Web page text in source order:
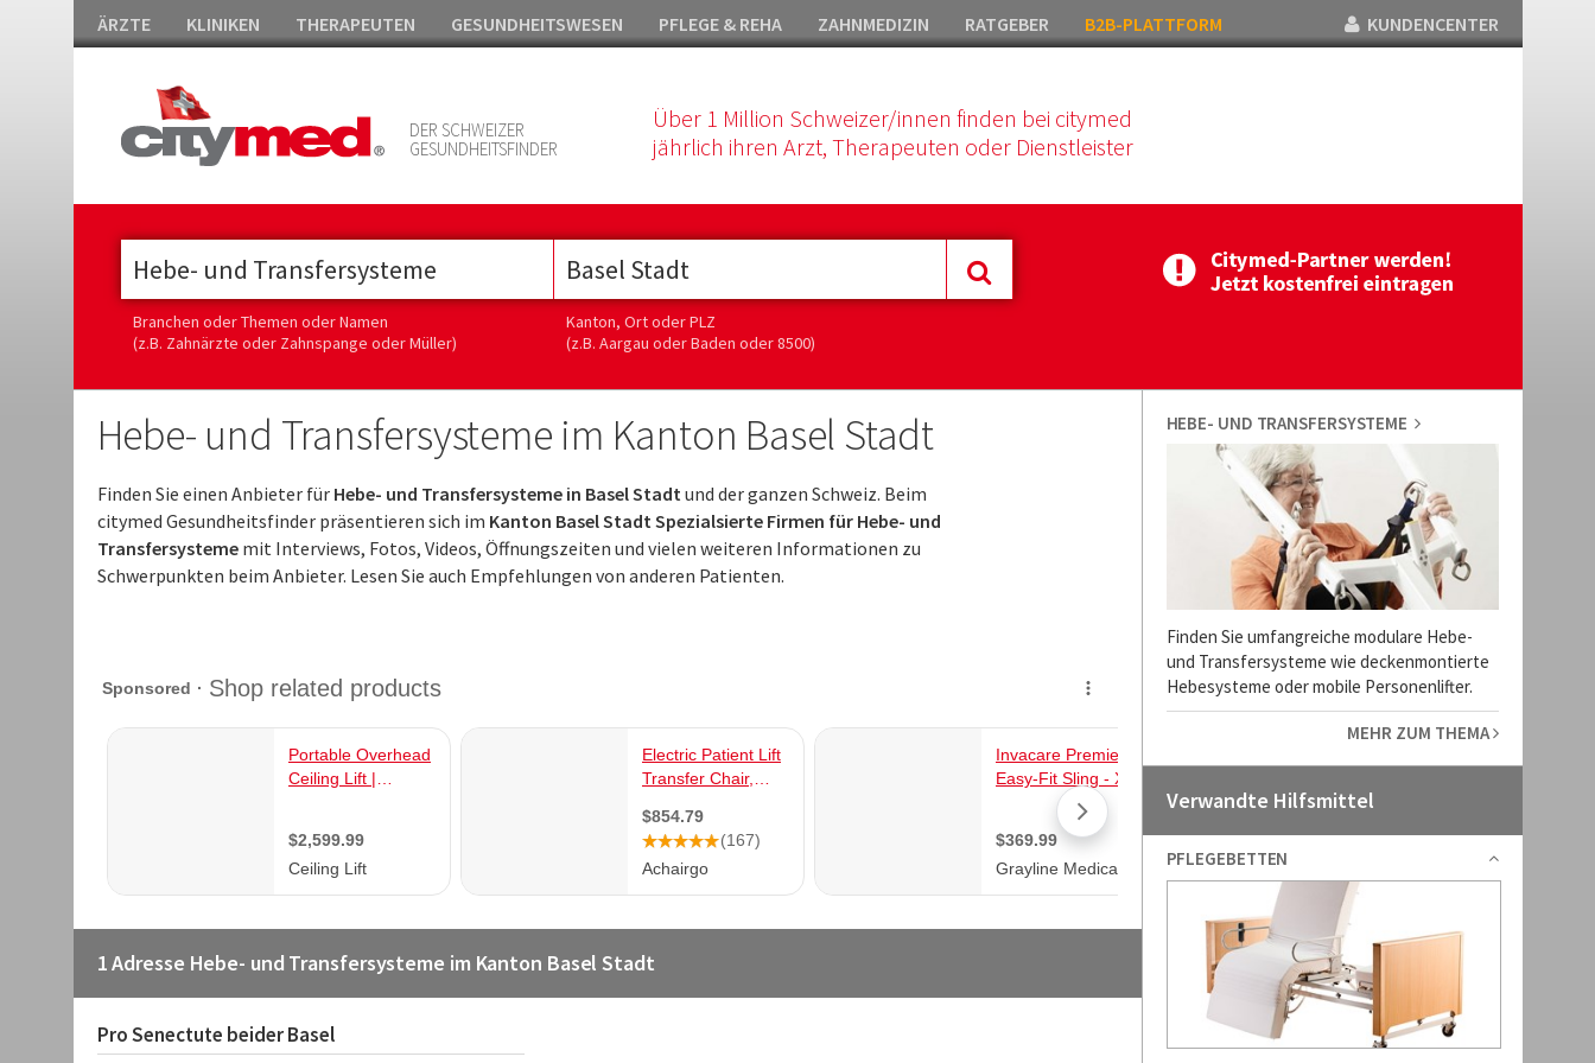
ÄRZTE KLINIKEN THERAPEUTEN GESUNDHEITSWESEN PFLEGE & REHA ZAHNMEDIZIN RATGEBER B2B-PLATTFORM KUNDENCENTER
DER SCHWEIZER
GESUNDHEITSFINDER
Über 1 Million Schweizer/innen finden bei citymed
jährlich ihren Arzt, Therapeuten oder Dienstleister
Branchen oder Themen oder Namen
(z.B. Zahnärzte oder Zahnspange oder Müller)
Kanton, Ort oder PLZ
(z.B. Aargau oder Baden oder 8500)
Hebe- und Transfersysteme im Kanton Basel Stadt
Finden Sie einen Anbieter für Hebe- und Transfersysteme in Basel Stadtund der ganzen Schweiz. Beim
citymed Gesundheitsfinder präsentieren sich im Kanton Basel Stadt Spezialsierte Firmen für Hebe- und
Transfersysteme mit Interviews, Fotos, Videos, Öffnungszeiten und vielen weiteren Informationen zu
Schwerpunkten beim Anbieter. Lesen Sie auch Empfehlungen von anderen Patienten.
1 Adresse Hebe- und Transfersysteme im Kanton Basel Stadt
Pro Senectute beider Basel
HEBE- UND TRANSFERSYSTEME
Finden Sie umfangreiche modulare Hebe-
und Transfersysteme wie deckenmontierte
Hebesysteme oder mobile Personenlifter.
MEHR ZUM THEMA
Verwandte Hilfsmittel
PFLEGEBETTEN